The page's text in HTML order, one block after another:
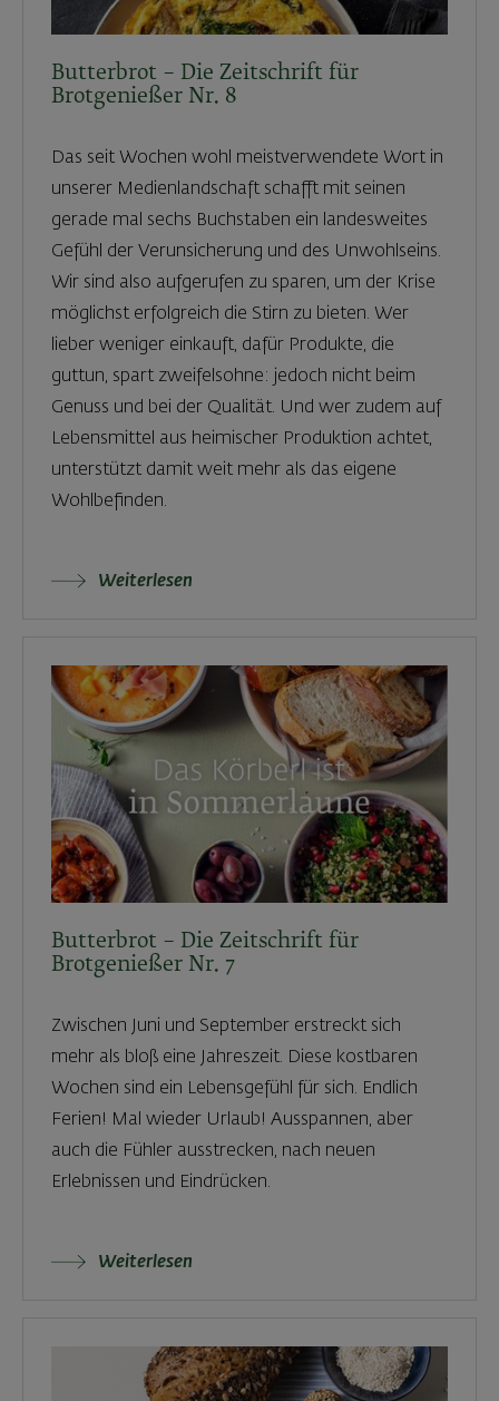
Butterbrot – Die Zeitschrift für
Brotgenießer Nr. 8
Das seit Wochen wohl meistverwendete Wort in
unserer Medienlandschaft schafft mit seinen
gerade mal sechs Buchstaben ein landesweites
Gefühl der Verunsicherung und des Unwohlseins.
Wir sind also aufgerufen zu sparen, um der Krise
möglichst erfolgreich die Stirn zu bieten. Wer
lieber weniger einkauft, dafür Produkte, die
guttun, spart zweifelsohne: jedoch nicht beim
Genuss und bei der Qualität. Und wer zudem auf
Lebensmittel aus heimischer Produktion achtet,
unterstützt damit weit mehr als das eigene
Wohlbefinden.
Weiterlesen
Butterbrot – Die Zeitschrift für
Brotgenießer Nr. 7
Zwischen Juni und September erstreckt sich
mehr als bloß eine Jahreszeit. Diese kostbaren
Wochen sind ein Lebensgefühl für sich. Endlich
Ferien! Mal wieder Urlaub! Ausspannen, aber
auch die Fühler ausstrecken, nach neuen
Erlebnissen und Eindrücken.
Weiterlesen